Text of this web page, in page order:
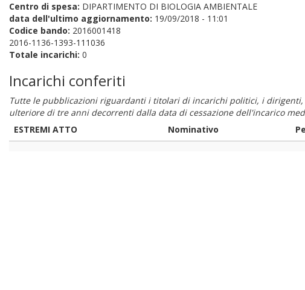
Centro di spesa: DIPARTIMENTO DI BIOLOGIA AMBIENTALE
data dell'ultimo aggiornamento: 19/09/2018 - 11:01
Codice bando: 2016001418
2016-1136-1393-111036
Totale incarichi: 0
Incarichi conferiti
Tutte le pubblicazioni riguardanti i titolari di incarichi politici, i
ulteriore di tre anni decorrenti dalla data di cessazione dell'incarico
ESTREMI ATTO
Nominativo